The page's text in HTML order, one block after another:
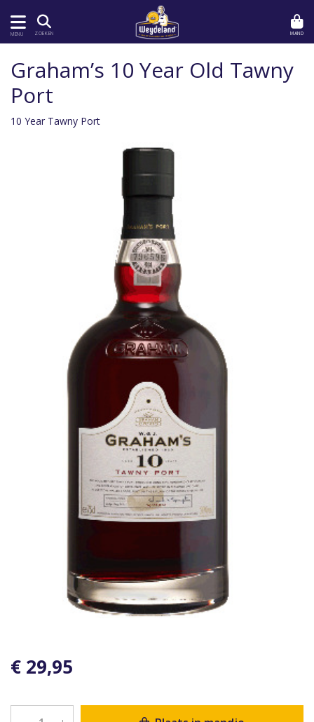
MENU ZOEKEN MAND
Graham’s 10 Year Old Tawny
Port
10 Year Tawny Port
€ 29,95